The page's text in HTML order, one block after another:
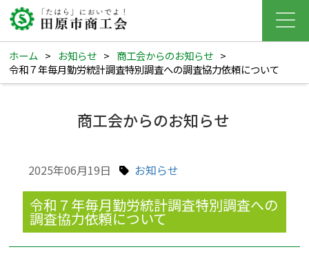
ホーム > お知らせ > 商工会からのお知らせ >
令和７年毎月勤労統計調査特別調査への調査協力依頼について
商工会からのお知らせ
2025年06月19日 お知らせ
令和７年毎月勤労統計調査特別調査への
調査協力依頼について